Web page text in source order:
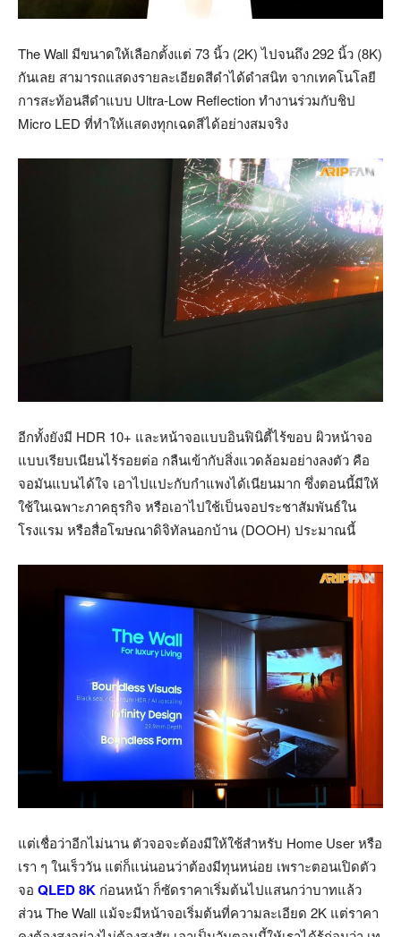
The Wall มีขนาดให้เลือกตั้งแต่ 73 นิ้ว (2K) ไปจนถึง 292 นิ้ว (8K)
กันเลย สามารถแสดงรายละเอียดสีดำได้ดำสนิท จากเทคโนโลยี
การสะท้อนสีดำแบบ Ultra-Low Reflection ทำงานร่วมกับชิป
Micro LED ที่ทำให้แสดงทุกเฉดสีได้อย่างสมจริง
อีกทั้งยังมี HDR 10+ และหน้าจอแบบอินฟินิตี้ไร้ขอบ ผิวหน้าจอ
แบบเรียบเนียนไร้รอยต่อ กลืนเข้ากับสิ่งแวดล้อมอย่างลงตัว คือ
จอมันแบนได้ใจ เอาไปแปะกับกำแพงได้เนียนมาก ซึ่งตอนนี้มีให้
ใช้ในเฉพาะภาคธุรกิจ หรือเอาไปใช้เป็นจอประชาสัมพันธ์ใน
โรงแรม หรือสื่อโฆษณาดิจิทัลนอกบ้าน (DOOH) ประมาณนี้
แต่เชื่อว่าอีกไม่นาน ตัวจอจะต้องมีให้ใช้สำหรับ Home User หรือ
เรา ๆ ในเร็ววัน แต่ก็แน่นอนว่าต้องมีทุนหน่อย เพราะตอนเปิดตัว
จอ QLED 8K ก่อนหน้า ก็ซัดราคาเริ่มต้นไปแสนกว่าบาทแล้ว
ส่วน The Wall แม้จะมีหน้าจอเริ่มต้นที่ความละเอียด 2K แต่ราคา